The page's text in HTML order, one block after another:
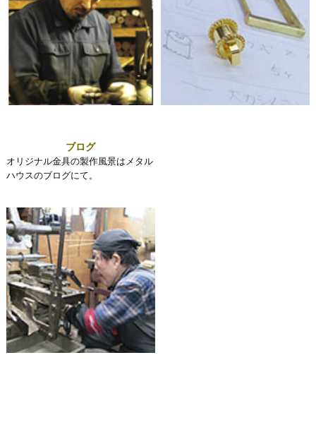
ブログ
オリジナル金具の製作風景はメタル
ハウスのブログにて。